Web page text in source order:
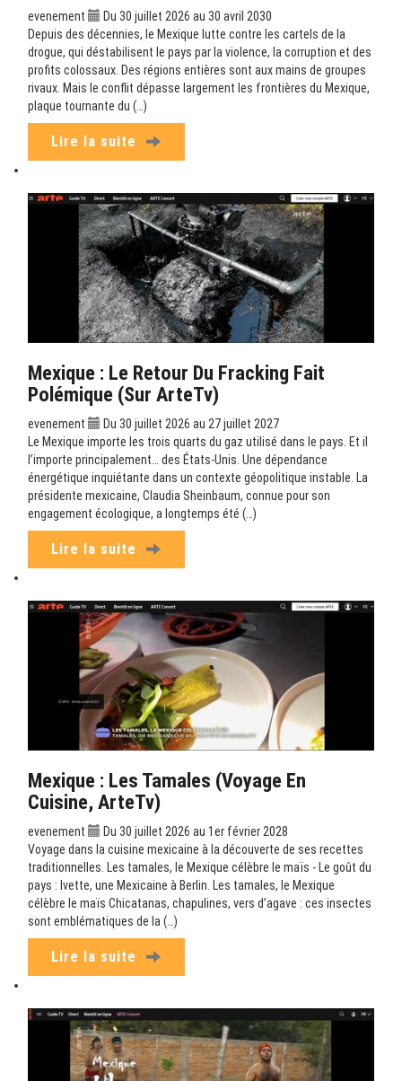
evenement
Du 30 juillet 2026 au 30 avril 2030
Depuis des décennies, le Mexique lutte contre les cartels de la
drogue, qui déstabilisent le pays par la violence, la corruption et des
profits colossaux. Des régions entières sont aux mains de groupes
rivaux. Mais le conflit dépasse largement les frontières du Mexique,
plaque tournante du (…)
Lire la suite
Mexique : Le Retour Du Fracking Fait
Polémique (sur ArteTv)
evenement
Du 30 juillet 2026 au 27 juillet 2027
Le Mexique importe les trois quarts du gaz utilisé dans le pays. Et il
l’importe principalement… des États-Unis. Une dépendance
énergétique inquiétante dans un contexte géopolitique instable. La
présidente mexicaine, Claudia Sheinbaum, connue pour son
engagement écologique, a longtemps été (…)
Lire la suite
Mexique : Les Tamales (Voyage En
Cuisine, ArteTv)
evenement
Du 30 juillet 2026 au 1er février 2028
Voyage dans la cuisine mexicaine à la découverte de ses recettes
traditionnelles. Les tamales, le Mexique célèbre le maïs - Le goût du
pays : Ivette, une Mexicaine à Berlin. Les tamales, le Mexique
célèbre le maïs Chicatanas, chapulines, vers d’agave : ces insectes
sont emblématiques de la (…)
Lire la suite